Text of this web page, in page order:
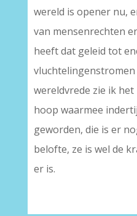
wereld is opener nu,
van mensenrechten
heeft dat geleid tot
wereldvrede zie ik
hoop waarmee
geworden, die is er
belofte, ze is wel de
er is.